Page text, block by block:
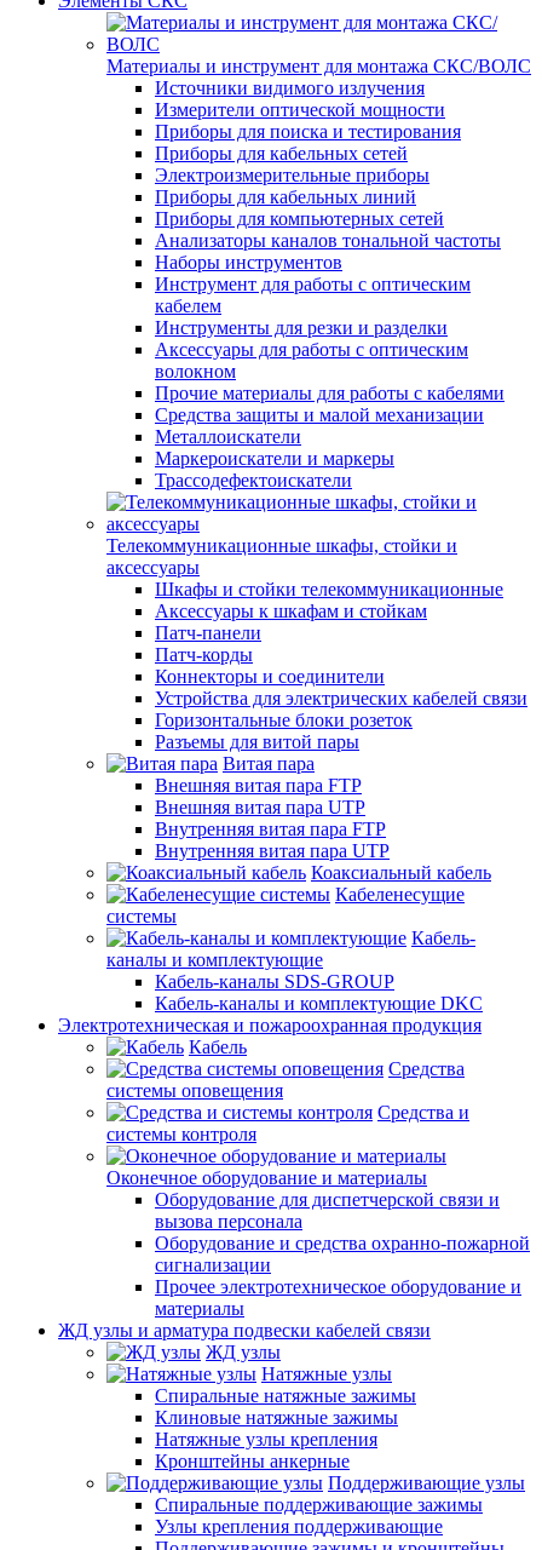
Материалы и инструмент для монтажа СКС/ВОЛС
Источники видимого излучения
Измерители оптической мощности
Приборы для поиска и тестирования
Приборы для кабельных сетей
Электроизмерительные приборы
Приборы для кабельных линий
Приборы для компьютерных сетей
Анализаторы каналов тональной частоты
Наборы инструментов
Инструмент для работы с оптическим
кабелем
Инструменты для резки и разделки
Аксессуары для работы с оптическим
волокном
Прочие материалы для работы с кабелями
Средства защиты и малой механизации
Металлоискатели
Маркероискатели и маркеры
Трассодефектоискатели
Телекоммуникационные шкафы, стойки и
аксессуары
Шкафы и стойки телекоммуникационные
Аксессуары к шкафам и стойкам
Патч-панели
Патч-корды
Коннекторы и соединители
Устройства для электрических кабелей связи
Горизонтальные блоки розеток
Разъемы для витой пары
Витая пара
Внешняя витая пара FTP
Внешняя витая пара UTP
Внутренняя витая пара FTP
Внутренняя витая пара UTP
Коаксиальный кабель
Кабеленесущие
системы
Кабель-
каналы и комплектующие
Кабель-каналы SDS-GROUP
Кабель-каналы и комплектующие DKC
Электротехническая и пожароохранная продукция
Кабель
Средства
системы оповещения
Средства и
системы контроля
Оконечное оборудование и материалы
Оборудование для диспетчерской связи и
вызова персонала
Оборудование и средства охранно-пожарной
сигнализации
Прочее электротехническое оборудование и
материалы
ЖД узлы и арматура подвески кабелей связи
ЖД узлы
Натяжные узлы
Спиральные натяжные зажимы
Клиновые натяжные зажимы
Натяжные узлы крепления
Кронштейны анкерные
Поддерживающие узлы
Спиральные поддерживающие зажимы
Узлы крепления поддерживающие